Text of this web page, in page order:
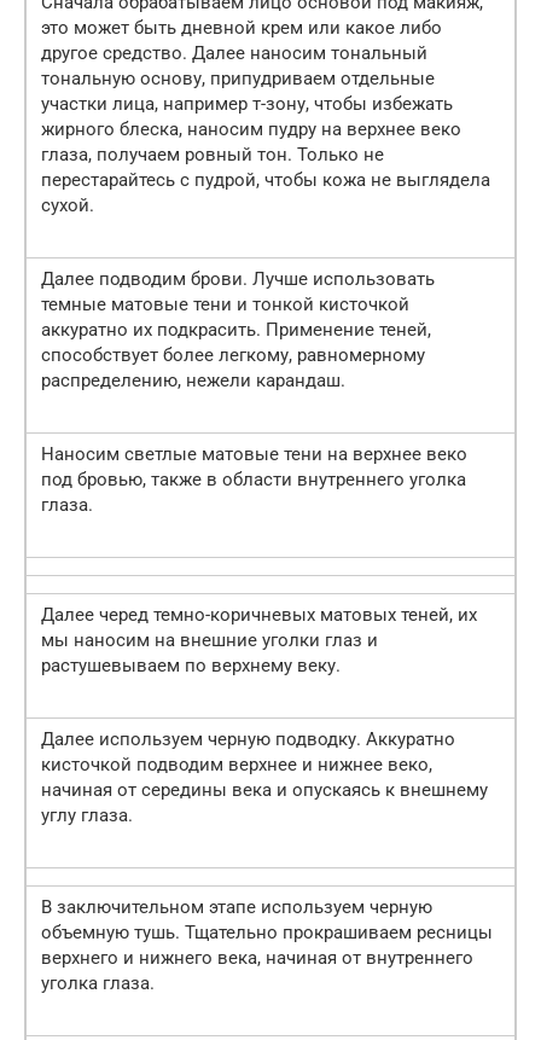
это может быть дневной крем или какое либо
другое средство. Далее наносим тональный
тональную основу, припудриваем отдельные
участки лица, например т-зону, чтобы избежать
жирного блеска, наносим пудру на верхнее веко
глаза, получаем ровный тон. Только не
перестарайтесь с пудрой, чтобы кожа не выглядела
сухой.
Далее подводим брови. Лучше использовать
темные матовые тени и тонкой кисточкой
аккуратно их подкрасить. Применение теней,
способствует более легкому, равномерному
распределению, нежели карандаш.
Наносим светлые матовые тени на верхнее веко
под бровью, также в области внутреннего уголка
глаза.
Далее черед темно-коричневых матовых теней, их
мы наносим на внешние уголки глаз и
растушевываем по верхнему веку.
Далее используем черную подводку. Аккуратно
кисточкой подводим верхнее и нижнее веко,
начиная от середины века и опускаясь к внешнему
углу глаза.
В заключительном этапе используем черную
объемную тушь. Тщательно прокрашиваем ресницы
верхнего и нижнего века, начиная от внутреннего
уголка глаза.